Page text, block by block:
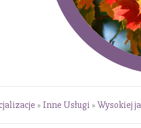
» Inne Usługi » Wysokiej